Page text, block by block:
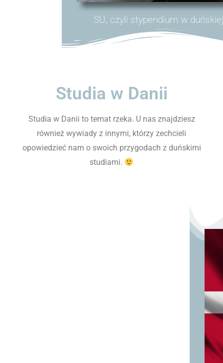
SU, czyli stypendium w
Studia w Danii
Studia w Danii to temat rzeka. U nas znajdziesz
również wywiady z innymi, którzy zechcieli
opowiedzieć nam o swoich przygodach z duńskimi
studiami.